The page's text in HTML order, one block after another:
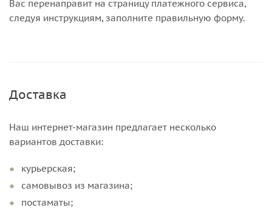
Вас перенаправит на страницу платежного сервиса,
следуя инструкциям, заполните правильную форму.
Доставка
Наш интернет-магазин предлагает несколько
вариантов доставки:
курьерская;
самовывоз из магазина;
постаматы;